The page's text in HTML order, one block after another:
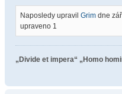
Naposledy upravil Grim dne
upraveno 1
„Divide et impera“ „Homo